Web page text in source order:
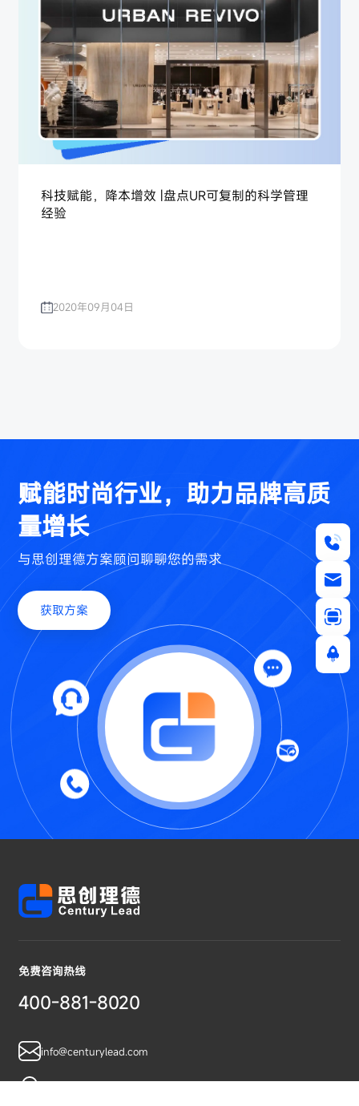
科技赋能，降本增效 |盘点UR可复制的科学管理
经验
2020年09月04日
赋能时尚行业，助力品牌高质
量增长
与思创理德方案顾问聊聊您的需求
获取方案
免费咨询热线
400-881-8020
info@centurylead.com